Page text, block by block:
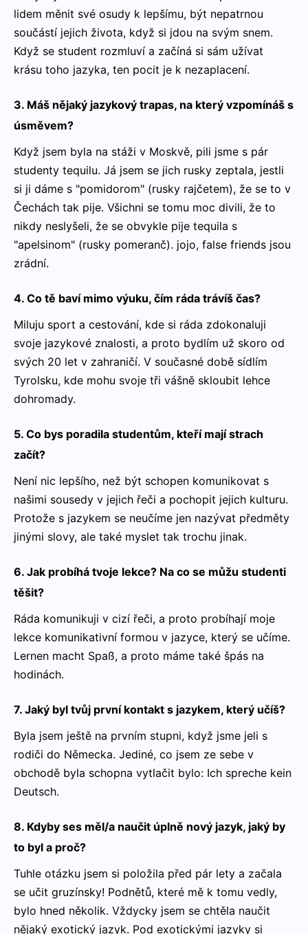
lidem měnit své osudy k lepšímu, být nepatrnou
součástí jejich života, když si jdou na svým snem.
Když se student rozmluví a začíná si sám užívat
krásu toho jazyka, ten pocit je k nezaplacení.
3. Máš nějaký jazykový trapas, na který vzpomínáš s
úsměvem?
Když jsem byla na stáži v Moskvě, pili jsme s pár
studenty tequilu. Já jsem se jich rusky zeptala, jestli
si ji dáme s "pomidorom" (rusky rajčetem), že se to v
Čechách tak pije. Všichni se tomu moc divili, že to
nikdy neslyšeli, že se obvykle pije tequila s
"apelsinom" (rusky pomeranč). jojo, false friends jsou
zrádní.
4. Co tě baví mimo výuku, čím ráda trávíš čas?
Miluju sport a cestování, kde si ráda zdokonaluji
svoje jazykové znalosti, a proto bydlím už skoro od
svých 20 let v zahraničí. V současné době sídlím
Tyrolsku, kde mohu svoje tři vášně skloubit lehce
dohromady.
5. Co bys poradila studentům, kteří mají strach
začít?
Není nic lepšího, než být schopen komunikovat s
našimi sousedy v jejich řeči a pochopit jejich kulturu.
Protože s jazykem se neučíme jen nazývat předměty
jinými slovy, ale také myslet tak trochu jinak.
6. Jak probíhá tvoje lekce? Na co se můžu studenti
těšit?
Ráda komunikuji v cizí řeči, a proto probíhají moje
lekce komunikativní formou v jazyce, který se učíme.
Lernen macht Spaß, a proto máme také špás na
hodinách.
7. Jaký byl tvůj první kontakt s jazykem, který učíš?
Byla jsem ještě na prvním stupni, když jsme jeli s
rodiči do Německa. Jediné, co jsem ze sebe v
obchodě byla schopna vytlačit bylo: Ich spreche kein
Deutsch.
8. Kdyby ses měl/a naučit úplně nový jazyk, jaký by
to byl a proč?
Tuhle otázku jsem si položila před pár lety a začala
se učit gruzínsky! Podnětů, které mě k tomu vedly,
bylo hned několik. Vždycky jsem se chtěla naučit
nějaký exotický jazyk. Pod exotickými jazyky si